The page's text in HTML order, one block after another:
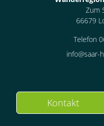
Zum
66679
Telefon
info@saar-
Kontakt